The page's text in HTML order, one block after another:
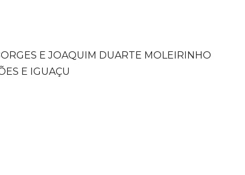
E JOAQUIM DUARTE MOLEIRINHO
E IGUAÇU